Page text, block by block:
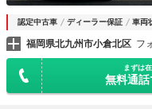
認定中古車 ディーラー保証 車両
福岡県北九州市小倉北区 フ
まずは
無料通